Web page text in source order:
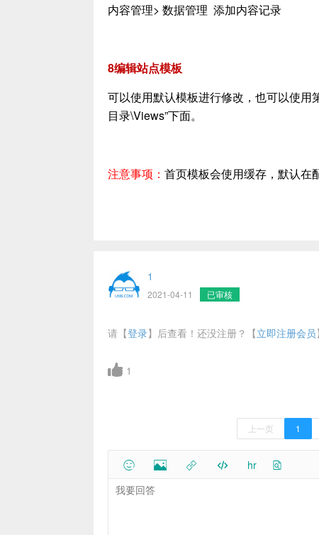
内容管理> 数据管理 添加内容记录
8编辑站点模板
可以使用默认模板进行修改，也可以使用
目录\Views”下面。
注意事项： 首页模板会使用缓存，默认在
1
2021-04-11 已审核
请【登录】后查看！还没注册？【立即注册会员
1
上一页 1
hr